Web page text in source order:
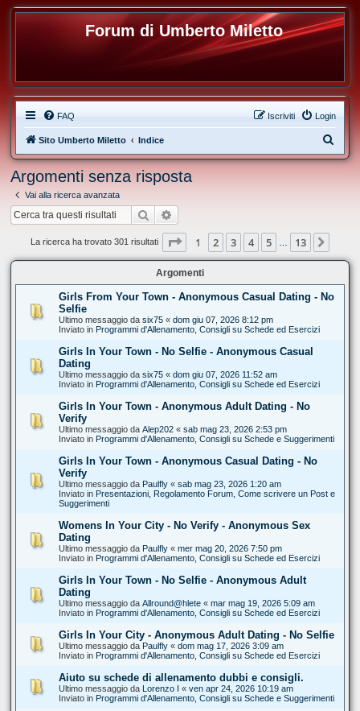
Forum di Umberto Miletto
FAQ Login
Iscriviti
Sito Umberto Miletto Indice
e
Argomenti senza risposta
Vai alla ricerca avanzata
Cerca
La ricerca ha trovato 301 risultati Pagina di 13
1 2 3 4 5 13
Argomenti
Girls From Your Town - Anonymous Casual Dating - No
Selfie
Ultimo messaggio da six75 « dom giu 07, 2026 8:12 pm
Inviato in Programmi d'Allenamento, Consigli su Schede ed Esercizi
Girls In Your Town - No Selfie - Anonymous Casual
Dating
Ultimo messaggio da six75 « dom giu 07, 2026 11:52 am
Inviato in Programmi d'Allenamento, Consigli su Schede ed Esercizi
Girls In Your Town - Anonymous Adult Dating - No
Verify
Ultimo messaggio da Alep202 « sab mag 23, 2026 2:53 pm
Inviato in Programmi d'Allenamento, Consigli su Schede e Suggerimenti
Girls In Your Town - Anonymous Casual Dating - No
Verify
Ultimo messaggio da Paulfly « sab mag 23, 2026 1:20 am
Inviato in Presentazioni, Regolamento Forum, Come scrivere un Post e
Suggerimenti
Womens In Your City - No Verify - Anonymous Sex
Dating
Ultimo messaggio da Paulfly « mer mag 20, 2026 7:50 pm
Inviato in Programmi d'Allenamento, Consigli su Schede ed Esercizi
Girls In Your Town - No Selfie - Anonymous Adult
Dating
Ultimo messaggio da Allround@hlete « mar mag 19, 2026 5:09 am
Inviato in Programmi d'Allenamento, Consigli su Schede ed Esercizi
Girls In Your City - Anonymous Adult Dating - No Selfie
Ultimo messaggio da Paulfly « dom mag 17, 2026 3:09 am
Inviato in Programmi d'Allenamento, Consigli su Schede ed Esercizi
Aiuto su schede di allenamento dubbi e consigli.
Ultimo messaggio da Lorenzo I « ven apr 24, 2026 10:19 am
Inviato in Programmi d'Allenamento, Consigli su Schede e Suggerimenti